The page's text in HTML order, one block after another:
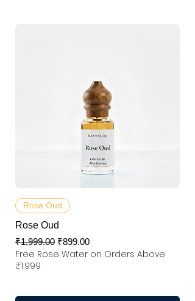
Rose Oud
Rose Oud
一般價格
₹1,999.00 促銷價格
₹899.00
Free Rose Water on Orders Above
₹1,999